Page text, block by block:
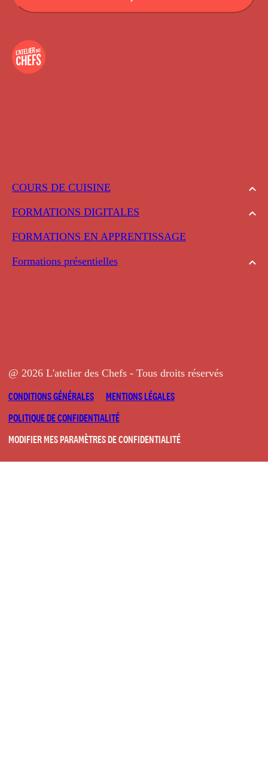
COURS DE CUISINE
FORMATIONS DIGITALES
FORMATIONS EN APPRENTISSAGE
Formations présentielles
@ 2026 L'atelier des Chefs - Tous droits réservés
CONDITIONS GÉNÉRALES
MENTIONS LÉGALES
POLITIQUE DE CONFIDENTIALITÉ
MODIFIER MES PARAMÈTRES DE CONFIDENTIALITÉ